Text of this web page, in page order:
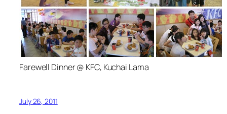
Farewell Dinner @ KFC, Kuchai Lama
July 26, 2011